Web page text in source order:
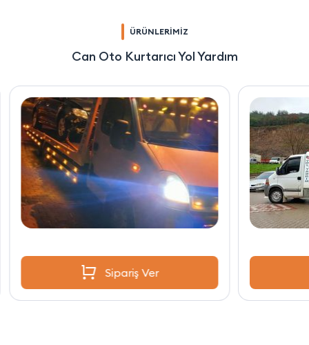
ÜRÜNLERİMİZ
Can Oto Kurtarıcı Yol Yardım
Sipariş Ver